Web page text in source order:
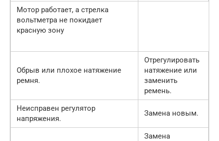
Мотор работает, а стрелка
вольтметра не покидает
красную зону
Обрыв или плохое натяжение
ремня.
Отрегулировать
натяжение или
заменить
ремень.
Неисправен регулятор
напряжения.
Замена новым.
Замена